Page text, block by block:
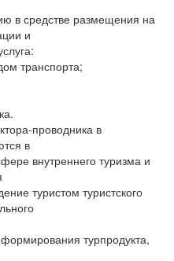
в средстве размещения на
и
транспорта;
проводника в
в
внутреннего туризма и
туристом туристского
турпродукта,